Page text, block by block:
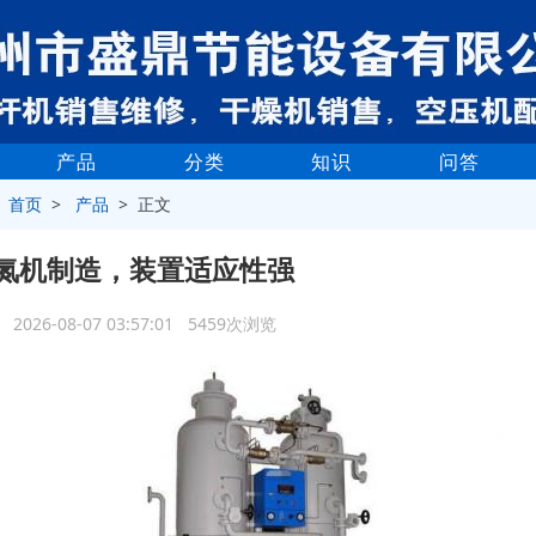
产品 分类 知识 问答
首页 > 产品 > 正文
机制造，装置适应性强
2026-08-07 03:57:01 5459次浏览